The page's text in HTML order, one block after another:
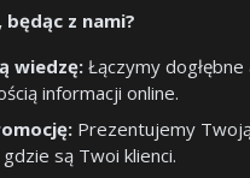
będąc z nami?
wiedzę: Łączymy dogłębne
informacji online.
Prezentujemy
są Twoi klienci.